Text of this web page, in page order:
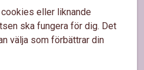
eller liknande
ska fungera för dig. Det
välja som förbättrar din